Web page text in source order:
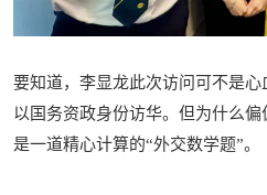
要知道，李显龙此次访问可不是
以国务资政身份访华。但为什么
是一道精心计算的“外交数学题”。